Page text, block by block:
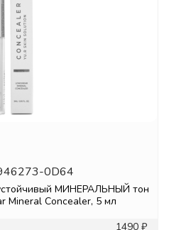
0D64
МИНЕРАЛЬНЫЙ тон
Mineral Concealer, 5 мл
1490 ₽